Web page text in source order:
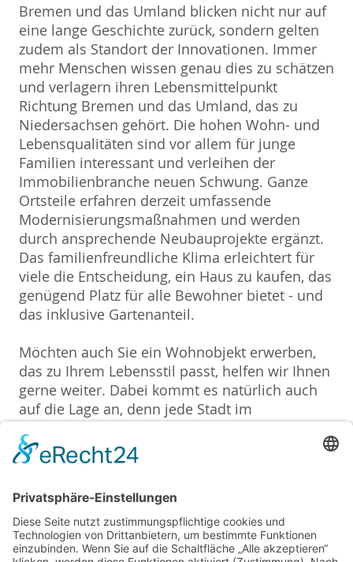
Bremen und das Umland blicken nicht nur auf
eine lange Geschichte zurück, sondern gelten
zudem als Standort der Innovationen. Immer
mehr Menschen wissen genau dies zu schätzen
und verlagern ihren Lebensmittelpunkt
Richtung Bremen und das Umland, das zu
Niedersachsen gehört. Die hohen Wohn- und
Lebensqualitäten sind vor allem für junge
Familien interessant und verleihen der
Immobilienbranche neuen Schwung. Ganze
Ortsteile erfahren derzeit umfassende
Modernisierungsmaßnahmen und werden
durch ansprechende Neubauprojekte ergänzt.
Das familienfreundliche Klima erleichtert für
viele die Entscheidung, ein Haus zu kaufen, das
genügend Platz für alle Bewohner bietet - und
das inklusive Gartenanteil.
Möchten auch Sie ein Wohnobjekt erwerben,
das zu Ihrem Lebensstil passt, helfen wir Ihnen
gerne weiter. Dabei kommt es natürlich auch
auf die Lage an, denn jede Stadt im
Einzugsgebiet hat ihre eigenen Vorzüge. Wir
kennen uns hier bestens aus und finden für Sie
Ihr Traumhaus, das zudem am richtigen Ort